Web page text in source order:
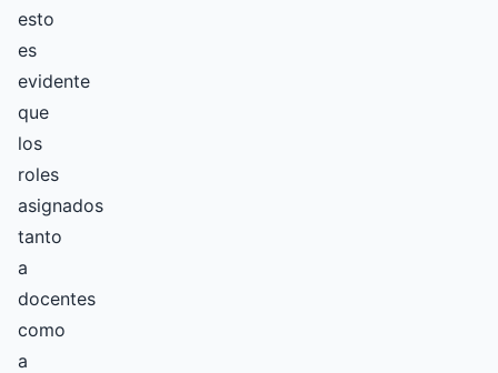
esto
es
evidente
que
los
roles
asignados
tanto
a
docentes
como
a